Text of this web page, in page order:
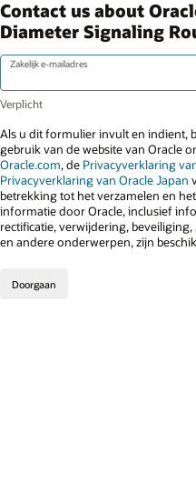
Contact us about
Diameter Signaling
Zakelijk e-mailadres
Als u dit formulier invult en indient,
gebruik van de website van Oracle
Oracle.com, de Privacyverklaring
Privacyverklaring van Oracle Japan
betrekking tot het verzamelen en
informatie door Oracle, inclusief
rectificatie, verwijdering,
en andere onderwerpen, zijn
Doorgaan